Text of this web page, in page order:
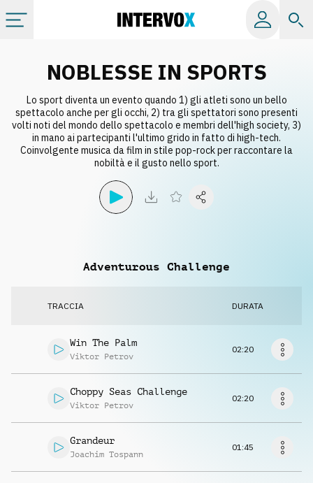
Album
Label
NOBLESSE IN SPORTS
Lo sport diventa un evento quando 1) gli atleti sono un bello
spettacolo anche per gli occhi, 2) tra gli spettatori sono presenti
volti noti del mondo dello spettacolo e membri dell'high society, 3)
in mano ai partecipanti l'ultimo grido in fatto di high-tech.
Coinvolgente musica da film in stile pop-rock per raccontare la
nobiltà e il gusto nello sport.
Adventurous Challenge
TRACCIA DURATA
Win The Palm
Viktor Petrov
02:20
Choppy Seas Challenge
Viktor Petrov
02:20
Grandeur
Joachim Tospann
01:45